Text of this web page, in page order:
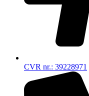
CVR nr.: 39228971